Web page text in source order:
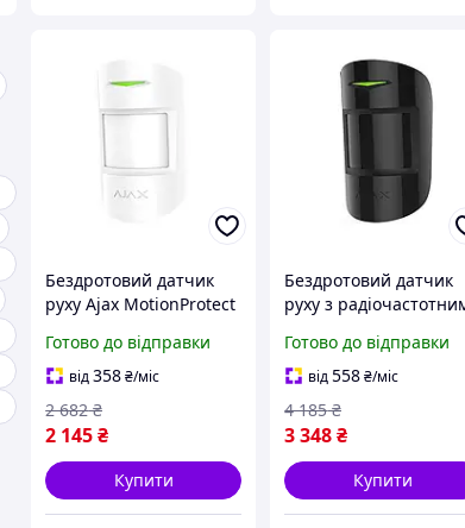
Бездротовий датчик
руху Ajax MotionProtect
Готово до відправки
від358₴/міс
2 145₴
2 682 ₴
Купити
Бездротовий датчик
руху з
MotionProtect Plus
чорний buzyna
Готово до відправки
від558₴/міс
3 348₴
4 185 ₴
Купити